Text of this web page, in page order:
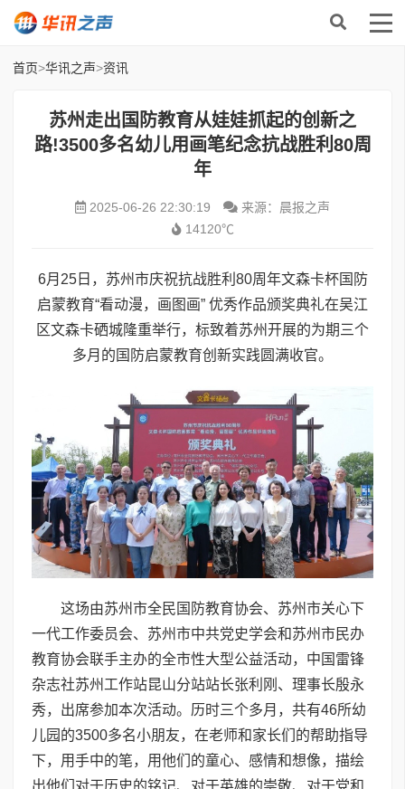
首页>华讯之声>资讯
苏州走出国防教育从娃娃抓起的创新之
路!3500多名幼儿用画笔纪念抗战胜利80周
年
2025-06-26 22:30:19
来源：晨报之声
14120℃
6月25日，苏州市庆祝抗战胜利80周年文森卡杯国防
启蒙教育“看动漫，画图画” 优秀作品颁奖典礼在吴江
区文森卡硒城隆重举行，标致着苏州开展的为期三个
多月的国防启蒙教育创新实践圆满收官。
这场由苏州市全民国防教育协会、苏州市关心下
一代工作委员会、苏州市中共党史学会和苏州市民办
教育协会联手主办的全市性大型公益活动，中国雷锋
杂志社苏州工作站昆山分站站长张利刚、理事长殷永
秀，出席参加本次活动。历时三个多月，共有46所幼
儿园的3500多名小朋友，在老师和家长们的帮助指导
下，用手中的笔，用他们的童心、感情和想像，描绘
出他们对于历史的铭记、对于英雄的崇敬、对于党和